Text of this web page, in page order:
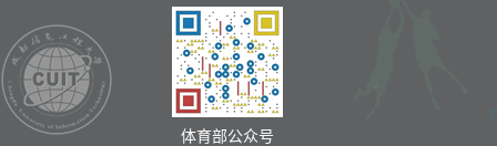
体育部公众号